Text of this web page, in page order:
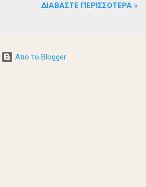
ΔΙΑΒΆΣΤΕ ΠΕΡΙΣΣΌΤΕΡΑ »
Από το Blogger